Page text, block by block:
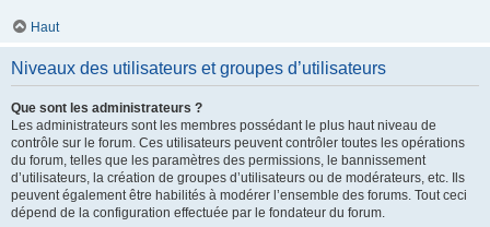
Haut
Niveaux des utilisateurs et groupes d’utilisateurs
Que sont les administrateurs ?
Les administrateurs sont les membres possédant le plus haut niveau de
contrôle sur le forum. Ces utilisateurs peuvent contrôler toutes les opérations
du forum, telles que les paramètres des permissions, le bannissement
d’utilisateurs, la création de groupes d’utilisateurs ou de modérateurs, etc. Ils
peuvent également être habilités à modérer l’ensemble des forums. Tout ceci
dépend de la configuration effectuée par le fondateur du forum.